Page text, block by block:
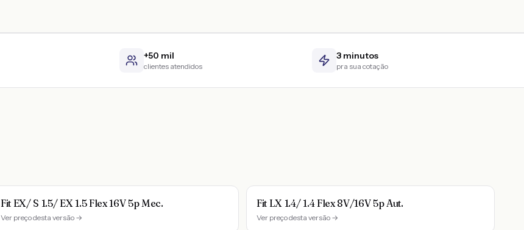
+50 mil
clientes atendidos
3 minutos
pra sua cotação
Fit EX/ S 1.5/ EX 1.5 Flex 16V 5p Mec.
Ver preço desta versão →
Fit LX 1.4/ 1.4 Flex 8V/16V 5p Aut.
Ver preço desta versão →